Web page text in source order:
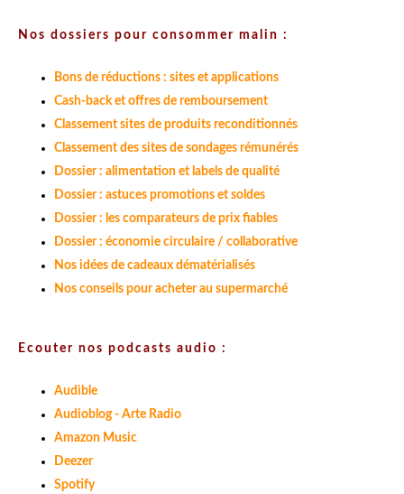
Nos dossiers pour consommer malin :
Bons de réductions : sites et applications
Cash-back et offres de remboursement
Classement sites de produits reconditionnés
Classement des sites de sondages rémunérés
Dossier : alimentation et labels de qualité
Dossier : astuces promotions et soldes
Dossier : les comparateurs de prix fiables
Dossier : économie circulaire / collaborative
Nos idées de cadeaux dématérialisés
Nos conseils pour acheter au supermarché
Ecouter nos podcasts audio :
Audible
Audioblog - Arte Radio
Amazon Music
Deezer
Spotify